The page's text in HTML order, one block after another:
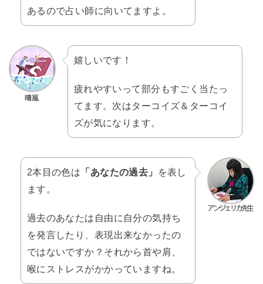
あるので占い師に向いてますよ。
嬉しいです！
疲れやすいって部分もすごく当たっ
てます。次はターコイズ＆ターコイ
ズが気になります。
2本目の色は 「あなたの過去」
を表し
ます。
過去のあなたは自由に自分の気持ち
を発言したり、表現出来なかったの
ではないですか？それから首や肩、
喉にストレスがかかっていますね。